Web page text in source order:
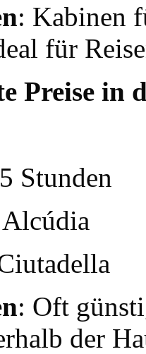
: Kabinen
für
Preise in
Stunden
: Oft
der